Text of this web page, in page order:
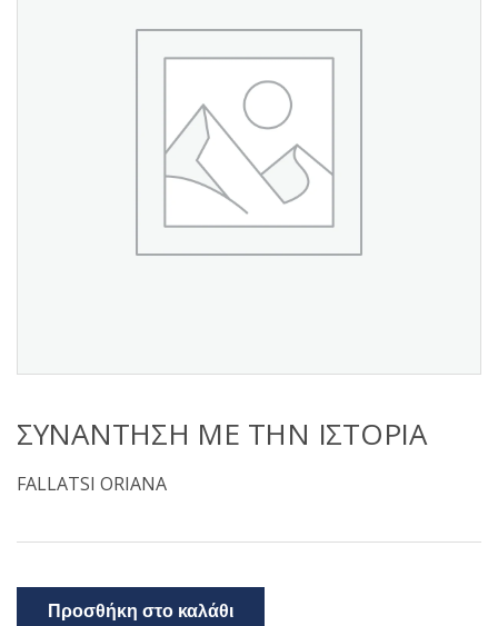
ΣΥΝΑΝΤΗΣΗ ΜΕ ΤΗΝ ΙΣΤΟΡΙΑ
FALLATSI ORIANA
Προσθήκη στο καλάθι